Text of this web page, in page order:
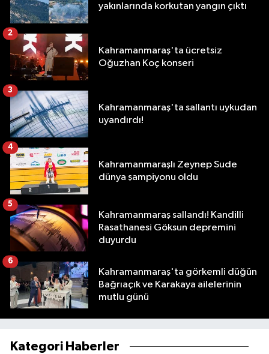
yakınlarında korkutan yangın çıktı
Kahramanmaraş'ta ücretsiz
Oğuzhan Koç konseri
2
Kahramanmaraş'ta sallantı uykudan
uyandırdı!
3
Kahramanmaraşlı Zeynep Sude
dünya şampiyonu oldu
4
Kahramanmaraş sallandı! Kandilli
Rasathanesi Göksun depremini
duyurdu
5
Kahramanmaraş'ta görkemli düğün
Bağrıaçık ve Karakaya ailelerinin
mutlu günü
6
Kategori Haberler